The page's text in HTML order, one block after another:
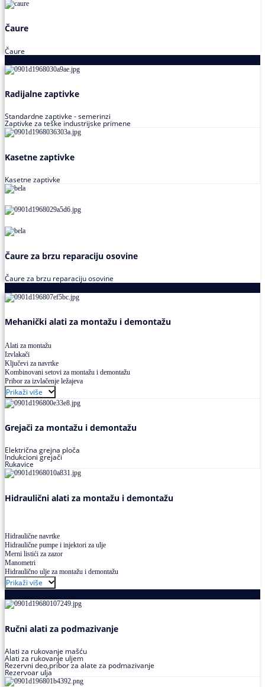
Čaure
Čaure
Radijalne zaptivke
Standardne zaptivke - semerinzi
Zaptivke za teške industrijske primene
Kasetne zaptivke
Kasetne zaptivke
Čaure za brzu reparaciju osovine
Čaure za brzu reparaciju osovine
Mehanički alati za montažu i demontažu
Alati za montažu
Izvlakači
Ključevi za navrtke
Kombinovani setovi za montažu i demontažu
Pribor za izvlačenje ležajeva
Prikaži više
Grejači za montažu i demontažu
Električna grejna ploča
Indukcioni grejači
Rukavice
Hidraulični alati za montažu i demontažu
Hidraulične navrtke
Hidraulične pumpe i injektori za ulje
Merni listići za zazor
Manometri
Hidraulično ulje za montažu i demontažu
Prikaži više
Ručni alati za podmazivanje
Alati za rukovanje mašću
Alati za rukovanje uljem
Rezervni deo,pribor za alate za podmazivanje
Rezervoar ulja